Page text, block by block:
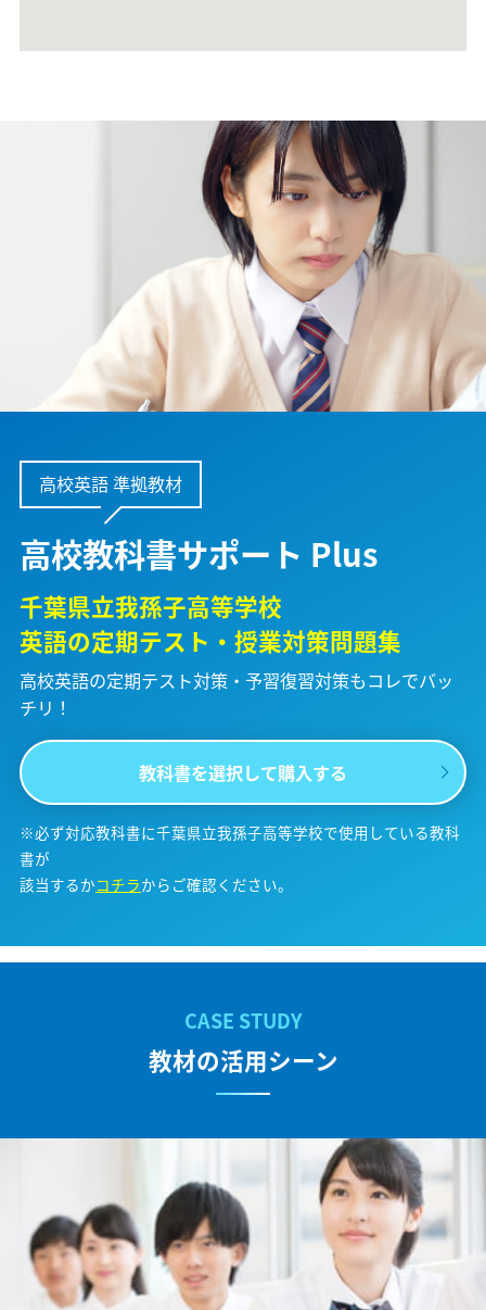
高校英語 準拠教材
高校教科書サポート Plus
千葉県立我孫子高等学校
英語の定期テスト・授業対策問題集
高校英語の定期テスト対策・予習復習対策もコレでバッ
チリ！
教科書を選択して購入する
※必ず対応教科書に千葉県立我孫子高等学校で使用している教科
書が
該当するかコチラからご確認ください。
教材の活用シーン